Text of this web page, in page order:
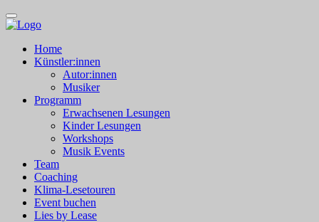
Home
Künstler:innen
Autor:innen
Musiker
Programm
Erwachsenen Lesungen
Kinder Lesungen
Workshops
Musik Events
Team
Coaching
Klima-Lesetouren
Event buchen
Lies by Lease